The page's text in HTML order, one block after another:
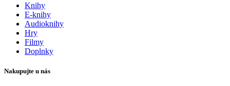
Knihy
E-knihy
Audioknihy
Hry
Filmy
Doplnky
Nakupujte u nás